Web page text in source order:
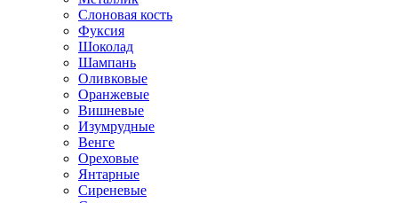
Слоновая кость
Фуксия
Шоколад
Шампань
Оливковые
Оранжевые
Вишневые
Изумрудные
Венге
Ореховые
Янтарные
Сиреневые